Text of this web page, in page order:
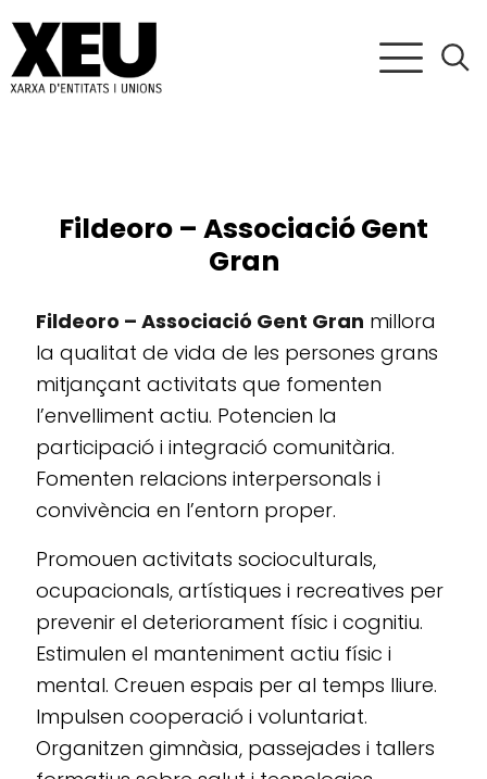
Fildeoro – Associació Gent
Gran
Fildeoro – Associació Gent Gran millora
la qualitat de vida de les persones grans
mitjançant activitats que fomenten
l’envelliment actiu. Potencien la
participació i integració comunitària.
Fomenten relacions interpersonals i
convivència en l’entorn proper.
Promouen activitats socioculturals,
ocupacionals, artístiques i recreatives per
prevenir el deteriorament físic i cognitiu.
Estimulen el manteniment actiu físic i
mental. Creuen espais per al temps lliure.
Impulsen cooperació i voluntariat.
Organitzen gimnàsia, passejades i tallers